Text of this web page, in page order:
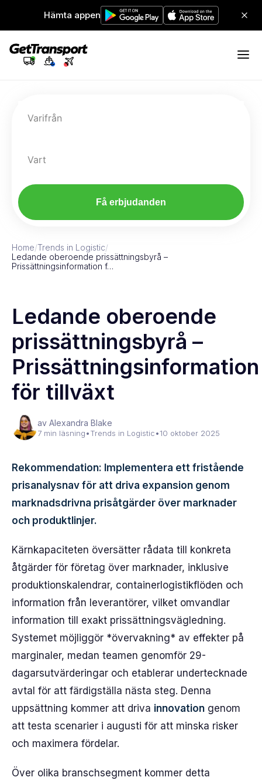
Hämta appen
Varifrån
Vart
Få erbjudanden
Home/Trends in Logistic/
Ledande oberoende prissättningsbyrå –
Prissättningsinformation f…
Ledande oberoende
prissättningsbyrå –
Prissättningsinformation
för tillväxt
av Alexandra Blake
7 min läsning•Trends in Logistic•10 oktober 2025
Rekommendation: Implementera ett fristående
prisanalysnav för att driva expansion genom
marknadsdrivna prisåtgärder över marknader
och produktlinjer.
Kärnkapaciteten översätter rådata till konkreta
åtgärder för företag över marknader, inklusive
produktionskalendrar, containerlogistikflöden och
information från leverantörer, vilket omvandlar
information till exakt prissättningsvägledning.
Systemet möjliggör *övervakning* av effekter på
marginaler, medan teamen genomför 29-
dagarsutvärderingar och etablerar undertecknade
avtal för att färdigställa nästa steg. Denna
uppsättning kommer att driva innovation genom
att testa scenarier i augusti för att minska risker
och maximera fördelar.
Över olika branschsegment kommer detta